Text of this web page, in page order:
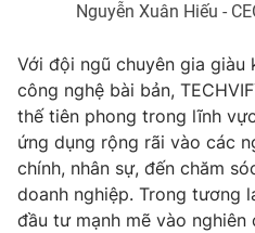
Nguyễn Xuân Hiếu -
Với đội ngũ chuyên gia giàu
công nghệ bài bản,
thế tiên phong trong lĩnh
ứng dụng rộng rãi vào các
chính, nhân sự, đến chăm
doanh nghiệp. Trong tương
đầu tư mạnh mẽ vào nghiên